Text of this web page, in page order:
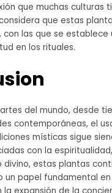
que muchas culturas
que estas
con las que se establece
en los rituales.
del mundo, desde
contemporáneas, el
místicas sigue
con la
divino, estas plantas
un papel fundamental